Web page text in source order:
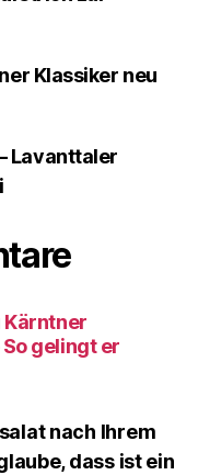
Klassiker neu
Lavanttaler
Kärntner
gelingt er
nach Ihrem
dass ist ein